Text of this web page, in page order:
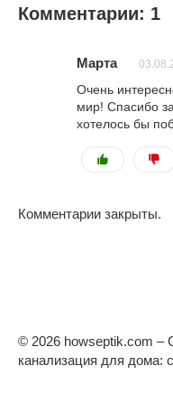
Комментарии: 1
Марта
Очень
мир! Спасибо
хотелось бы
Комментарии закрыты.
© 2026 howseptik.com –
канализация для дома: